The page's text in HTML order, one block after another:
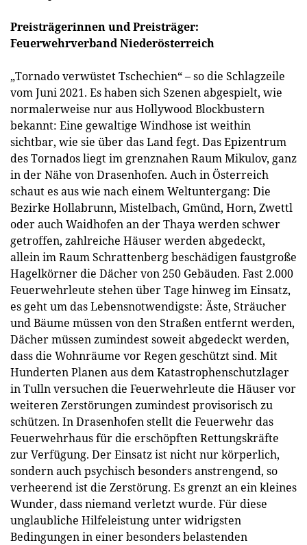
Preisträgerinnen und Preisträger:
Feuerwehrverband Niederösterreich
„Tornado verwüstet Tschechien“ – so die Schlagzeile
vom Juni 2021. Es haben sich Szenen abgespielt, wie
normalerweise nur aus Hollywood Blockbustern
bekannt: Eine gewaltige Windhose ist weithin
sichtbar, wie sie über das Land fegt. Das Epizentrum
des Tornados liegt im grenznahen Raum Mikulov, ganz
in der Nähe von Drasenhofen. Auch in Österreich
schaut es aus wie nach einem Weltuntergang: Die
Bezirke Hollabrunn, Mistelbach, Gmünd, Horn, Zwettl
oder auch Waidhofen an der Thaya werden schwer
getroffen, zahlreiche Häuser werden abgedeckt,
allein im Raum Schrattenberg beschädigen faustgroße
Hagelkörner die Dächer von 250 Gebäuden. Fast 2.000
Feuerwehrleute stehen über Tage hinweg im Einsatz,
es geht um das Lebensnotwendigste: Äste, Sträucher
und Bäume müssen von den Straßen entfernt werden,
Dächer müssen zumindest soweit abgedeckt werden,
dass die Wohnräume vor Regen geschützt sind. Mit
Hunderten Planen aus dem Katastrophenschutzlager
in Tulln versuchen die Feuerwehrleute die Häuser vor
weiteren Zerstörungen zumindest provisorisch zu
schützen. In Drasenhofen stellt die Feuerwehr das
Feuerwehrhaus für die erschöpften Rettungskräfte
zur Verfügung. Der Einsatz ist nicht nur körperlich,
sondern auch psychisch besonders anstrengend, so
verheerend ist die Zerstörung. Es grenzt an ein kleines
Wunder, dass niemand verletzt wurde. Für diese
unglaubliche Hilfeleistung unter widrigsten
Bedingungen in einer besonders belastenden